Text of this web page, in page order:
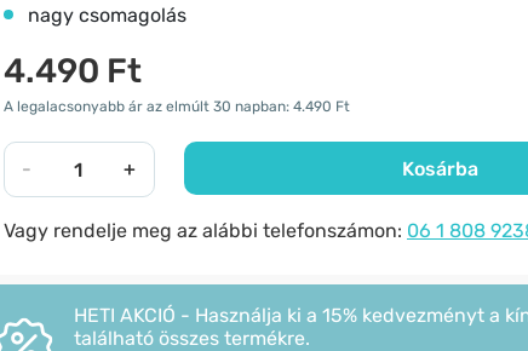
nagy csomagolás
4.490 Ft
A legalacsonyabb ár az elmúlt 30 napban: 4.490 Ft
- + Kosárba
Vagy rendelje meg az alábbi telefonszámon: 06 1 808
HETI AKCIÓ - Használja ki a 15% kedvezményt a
található összes termékre.